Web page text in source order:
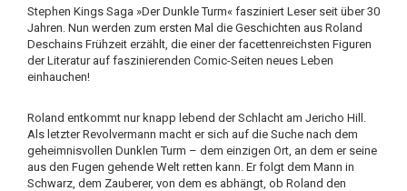
Stephen Kings Saga »Der Dunkle Turm« fasziniert Leser seit über 30
Jahren. Nun werden zum ersten Mal die Geschichten aus Roland
Deschains Frühzeit erzählt, die einer der facettenreichsten Figuren
der Literatur auf faszinierenden Comic-Seiten neues Leben
einhauchen!
Roland entkommt nur knapp lebend der Schlacht am Jericho Hill.
Als letzter Revolvermann macht er sich auf die Suche nach dem
geheimnisvollen Dunklen Turm – dem einzigen Ort, an dem er seine
aus den Fugen gehende Welt retten kann. Er folgt dem Mann in
Schwarz, dem Zauberer, von dem es abhängt, ob Roland den